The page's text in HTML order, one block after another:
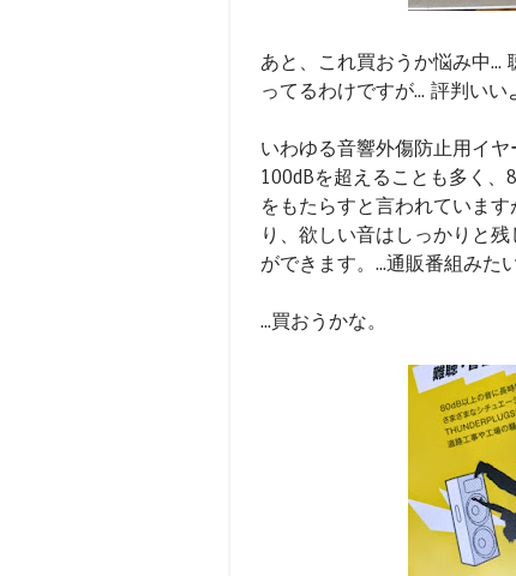
あと、これ買おうか悩み中...
ってるわけですが... 評判いい
いわゆる音響外傷防止用イ
100dBを超えることも多く
をもたらすと言われていま
り、欲しい音はしっかりと
ができます。...通販番組みた
...買おうかな。